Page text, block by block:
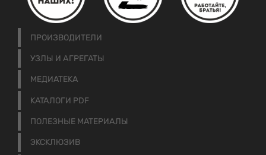
ПРОИЗВОДИТЕЛИ
УЗЛЫ И АГРЕГАТЫ
МЕДИАТЕКА
КАТАЛОГИ PDF
ПОЛЕЗНЫЕ МАТЕРИАЛЫ
ЭКСКЛЮЗИВ